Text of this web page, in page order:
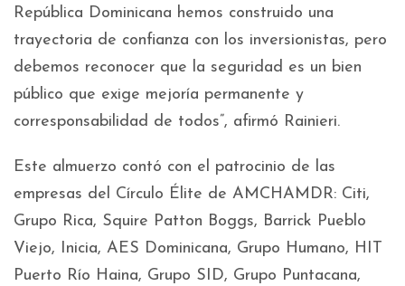
República Dominicana hemos construido una
trayectoria de confianza con los inversionistas, pero
debemos reconocer que la seguridad es un bien
público que exige mejoría permanente y
corresponsabilidad de todos”, afirmó Rainieri.
Este almuerzo contó con el patrocinio de las
empresas del Círculo Élite de AMCHAMDR: Citi,
Grupo Rica, Squire Patton Boggs, Barrick Pueblo
Viejo, Inicia, AES Dominicana, Grupo Humano, HIT
Puerto Río Haina, Grupo SID, Grupo Puntacana,